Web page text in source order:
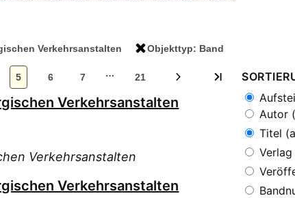
Verkehrsanstalten Objekttyp: Band
5 6 7 … 21
Verkehrsanstalten
Verkehrsanstalten
Verkehrsanstalten
Autor
Titel